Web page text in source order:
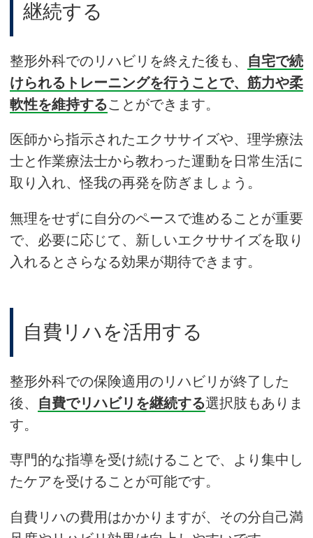
継続する
整形外科でのリハビリを終えた後も、 自宅で続
けられるトレーニングを行うことで、筋力や柔
軟性を維持することができます。
医師から指示されたエクササイズや、理学療法
士と作業療法士から教わった運動を日常生活に
取り入れ、怪我の再発を防ぎましょう。
無理をせずに自分のペースで進めることが重要
で、必要に応じて、新しいエクササイズを取り
入れるとさらなる効果が期待できます。
自費リハを活用する
整形外科での保険適用のリハビリが終了した
後、 自費でリハビリを継続する選択肢もありま
す。
専門的な指導を受け続けることで、より集中し
たケアを受けることが可能です。
自費リハの費用はかかりますが、その分自己満